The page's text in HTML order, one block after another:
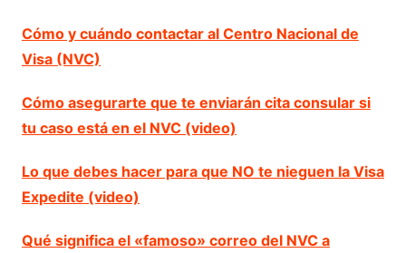
Cómo y cuándo contactar al Centro Nacional de
Visa (NVC)
Cómo asegurarte que te enviarán cita consular si
tu caso está en el NVC (video)
Lo que debes hacer para que NO te nieguen la Visa
Expedite (video)
Qué significa el «famoso» correo del NVC a